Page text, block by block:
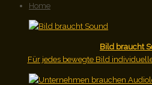
Home
Bild braucht
Für jedes bewegte Bild